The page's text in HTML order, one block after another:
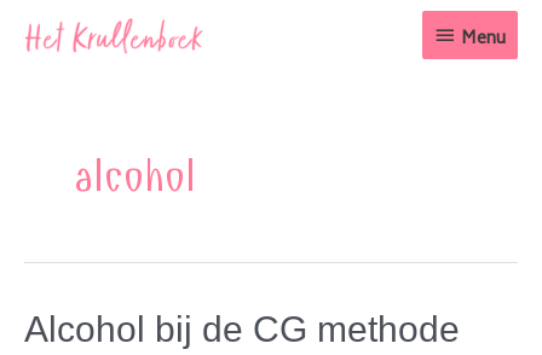
naar
Menu
Menu
alcohol
Alcohol bij de CG methode